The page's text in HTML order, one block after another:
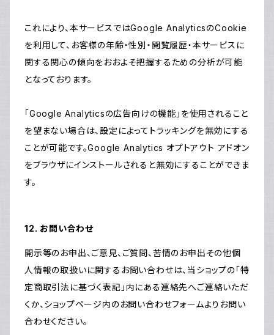
これにより、本サービスではGoogle AnalyticsのCookie
を利用して、お客様の年齢・性別・閲覧履歴・本サービスに
関する関心の傾向をおおよそ把握するための分析が可能
となっております。
「Google Analyticsの広告向けの機能」を使用されること
を望まない場合は、設定によってトラッキングを無効にする
ことが可能です。Google Analytics オプトアウト アドオン
をブラウザにインストールされると無効にすることができま
す。
12. お問い合わせ
開示等のお申出、ご意見、ご質問、苦情のお申出その他個
人情報の取扱いに関するお問い合わせは、当ショップの「特
定商取引法に基づく表記」内にある連絡先へご連絡いただ
くか、ショップページ内のお問い合わせフォームよりお問い
合わせください。